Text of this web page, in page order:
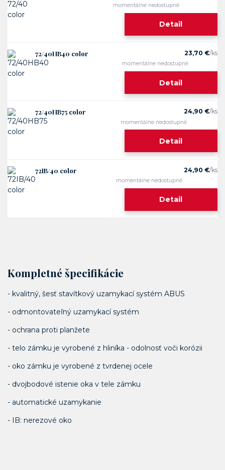
momentálne nedostupné
Detail
72/40HB40 color 23,70 €/ks
momentálne nedostupné
Detail
72/40HB75 color 24,90 €/ks
momentálne nedostupné
Detail
72IB/40 color 24,90 €/ks
momentálne nedostupné
Detail
Kompletné špecifikácie
- kvalitný, šesť stavítkový uzamykací systém ABUS
- odmontovateľný uzamykací systém
- ochrana proti planžete
- telo zámku je vyrobené z hliníka - odolnosť voči korózii
- oko zámku je vyrobené z tvrdenej ocele
- dvojbodové istenie oka v tele zámku
- automatické uzamykanie
- IB: nerezové oko